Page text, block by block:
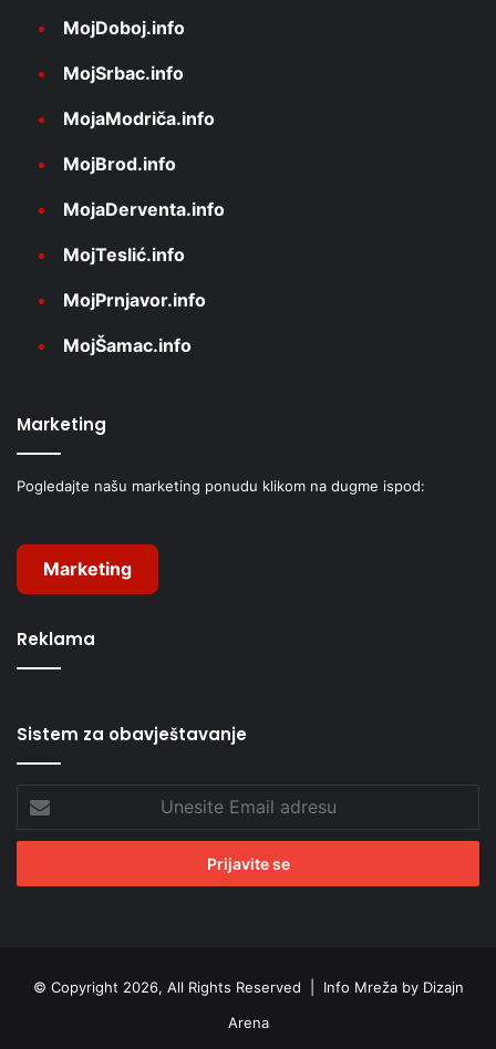
MojDoboj.info
MojSrbac.info
MojaModriča.info
MojBrod.info
MojaDerventa.info
MojTeslić.info
MojPrnjavor.info
MojŠamac.info
Marketing
Pogledajte našu marketing ponudu klikom na dugme ispod:
Marketing
Reklama
Sistem za obavještavanje
Email
adresu
© Copyright 2026, All Rights Reserved | Info Mreža by Dizajn
Arena